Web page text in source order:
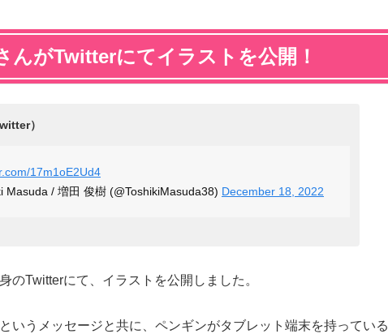
んがTwitterにてイラストを公開！
17m1oE2Ud4
Masuda / 増田 俊樹 (@ToshikiMasuda38) December 18, 2022
のTwitterにて、イラストを公開しました。
というメッセージと共に、ペンギンがタブレット端末を持っている